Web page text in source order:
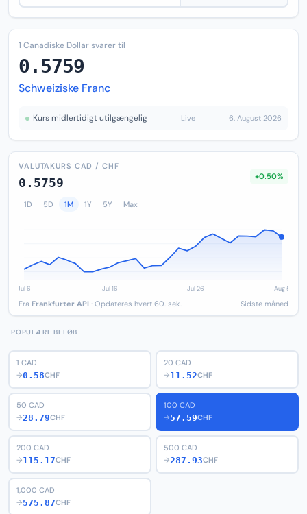
1 Canadiske Dollar svarer til
0.5759
Schweiziske Franc
Kurs midlertidigt utilgængelig Live 6. August 2026
VALUTAKURS CAD / CHF
0.5759 +0.50%
1D 5D 1M 1Y 5Y Max
Fra Frankfurter API · Opdateres hvert 60. sek. Sidste måned
POPULÆRE BELØB
1 CAD
→0.58CHF
20 CAD
→11.52CHF
50 CAD
→28.79CHF
100 CAD
→57.59CHF
200 CAD
→115.17CHF
500 CAD
→287.93CHF
1,000 CAD
→575.87CHF